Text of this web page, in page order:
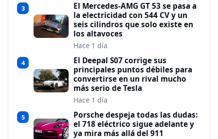
3
El Mercedes-AMG GT 53 se pasa a
la electricidad con 544 CV y un
seis cilindros que solo existe en
los altavoces
Hace 1 día
4
El Deepal S07 corrige sus
principales puntos débiles para
convertirse en un rival mucho
más serio de Tesla
Hace 1 día
5
Porsche despeja todas las dudas:
el 718 eléctrico sigue adelante y
ya mira más allá del 911